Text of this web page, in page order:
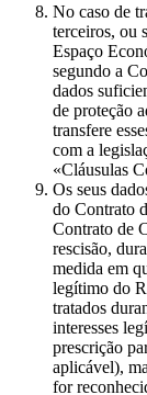
No caso de
terceiros, ou
Espaço
segundo a
dados
de proteção
transfere
com a
«Cláusulas
Os seus
do Contrato
Contrato de
rescisão,
medida em
legítimo do
tratados
interesses
prescrição
aplicável),
for